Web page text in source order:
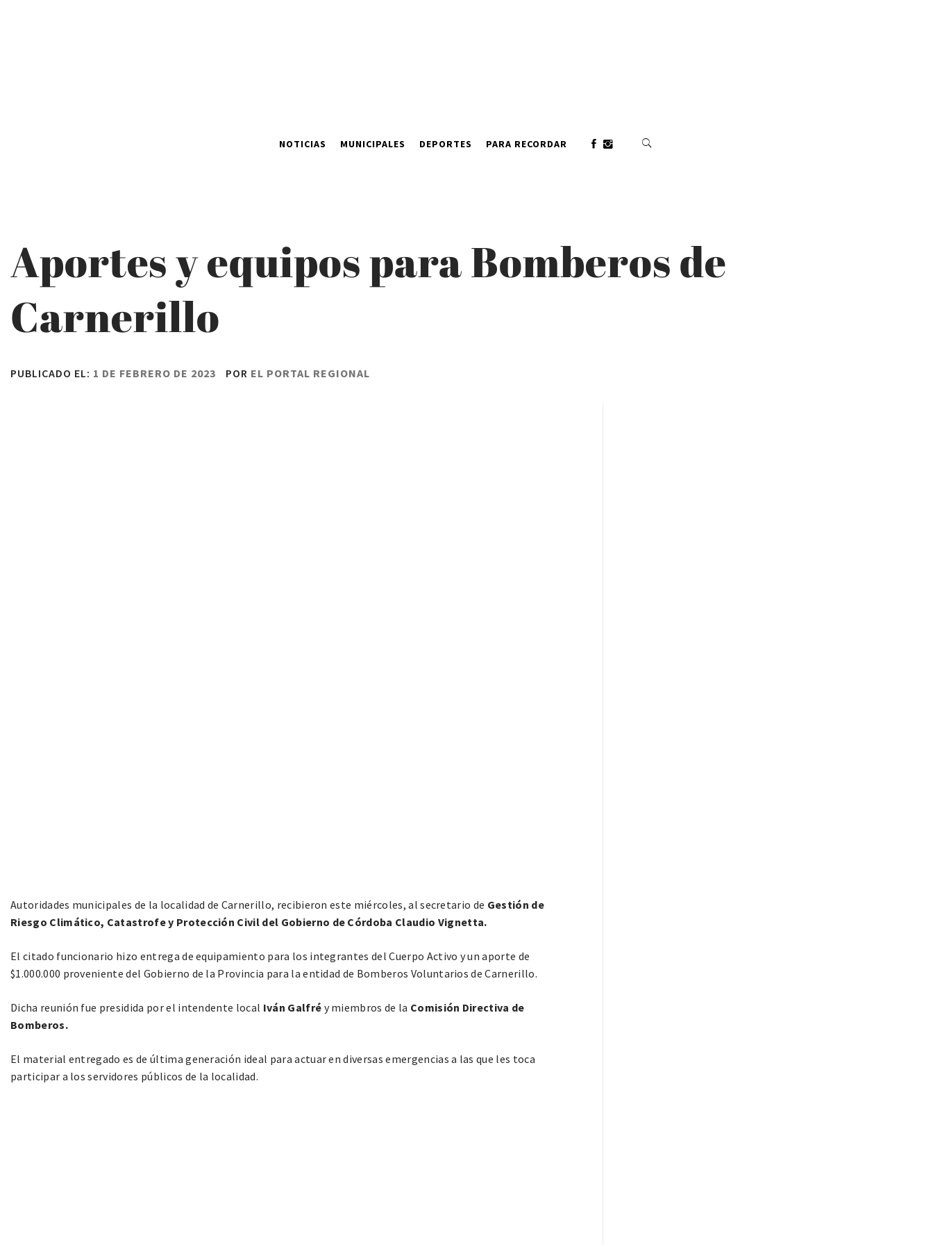
NOTICIAS MUNICIPALES DEPORTES PARA RECORDAR
Aportes y equipos para Bomberos de
Carnerillo
PUBLICADO EL: 1 DE FEBRERO DE 2023 POR EL PORTAL REGIONAL
Autoridades municipales de la localidad de Carnerillo, recibieron este miércoles, al secretario de Gestión de
Riesgo Climático, Catastrofe y Protección Civil del Gobierno de Córdoba Claudio Vignetta.
El citado funcionario hizo entrega de equipamiento para los integrantes del Cuerpo Activo y un aporte de
$1.000.000 proveniente del Gobierno de la Provincia para la entidad de Bomberos Voluntarios de Carnerillo.
Dicha reunión fue presidida por el intendente local Iván Galfré y miembros de la Comisión Directiva de
Bomberos.
El material entregado es de última generación ideal para actuar en diversas emergencias a las que les toca
participar a los servidores públicos de la localidad.